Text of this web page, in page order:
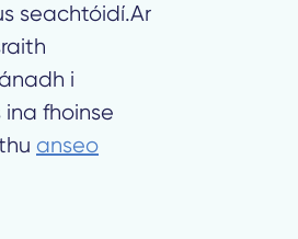
seachtóidí.Ar
i
fhoinse
anseo